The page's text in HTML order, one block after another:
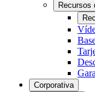
Recursos
Corporativa